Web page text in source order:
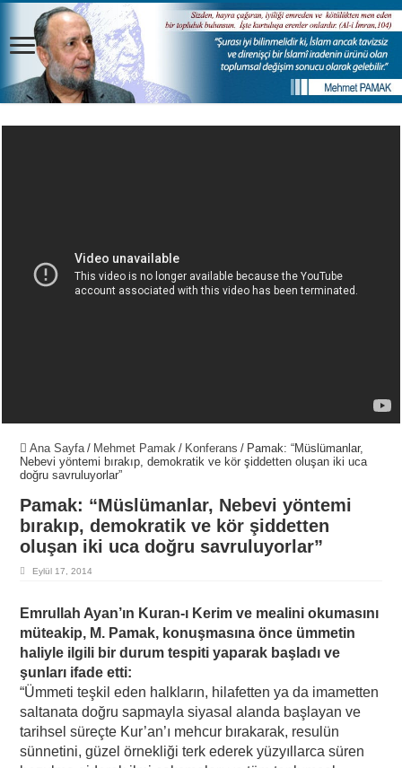
Ana Sayfa / Mehmet Pamak / Konferans / Pamak: “Müslümanlar,
Nebevi yöntemi bırakıp, demokratik ve kör şiddetten oluşan iki uca
doğru savruluyorlar”
Pamak: “Müslümanlar, Nebevi yöntemi
bırakıp, demokratik ve kör şiddetten
oluşan iki uca doğru savruluyorlar”
Eylül 17, 2014
Emrullah Ayan’ın Kuran-ı Kerim ve mealini okumasını
müteakip, M. Pamak, konuşmasına önce ümmetin
haliyle ilgili bir durum tespiti yaparak başladı ve
şunları ifade etti:
“Ümmeti teşkil eden halkların, hilafetten ya da imametten
saltanata doğru sapmayla siyasal alanda başlayan ve
tarihsel süreçte Kur’an’ı mehcur bırakarak, resulün
sünnetini, güzel örnekliği terk ederek yüzyıllarca süren